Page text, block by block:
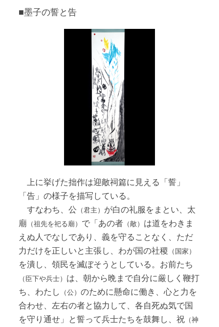
■墨子の誓と告
上に挙げた拙作は迎敵祠篇に見える「誓」
「告」の様子を描写している。
すなわち、公 （君主） が白の礼服をまとい、太
廟 （祖先を祀る廟） で「あの者 （敵） は道をわきま
えぬ人でなしであり、義を守ることなく、ただ
力だけを正しいと主張し、わが国の社稷 （国家）
を潰し、領民を滅ぼそうとしている。お前たち
（臣下や兵士） は、朝から晩まで自分に厳しく鞭打
ち、わたし
（公） のために懸命に働き、心と力を
合わせ、左右の者と協力して、各自死ぬ気で国
を守り通せ」と誓って兵士たちを鼓舞し、祝
（神